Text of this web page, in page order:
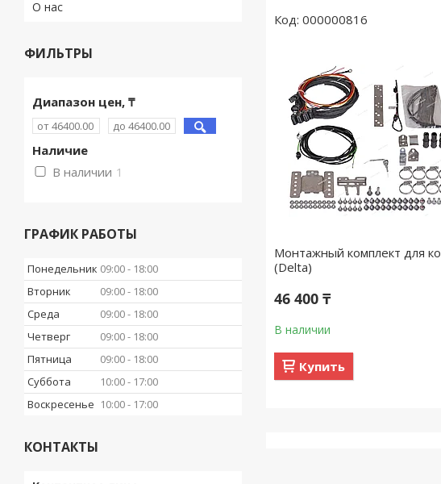
000000816
Монтажный комплект для
(Delta)
46 400 ₸
В наличии
Купить
О нас
ФИЛЬТРЫ
Диапазон цен, ₸
Наличие
В наличии 1
ГРАФИК РАБОТЫ
Понедельник 09:00
18:00
Вторник
09:00
18:00
Среда
09:00
18:00
Четверг
09:00
18:00
Пятница
09:00
18:00
Суббота
10:00
17:00
Воскресенье 10:00 17:00
КОНТАКТЫ